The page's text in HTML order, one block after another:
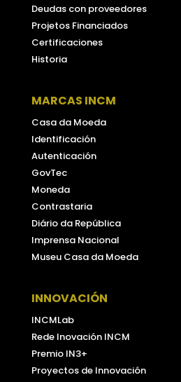
Deudas con proveedores
Projetos Financiados
Certificaciones
Historia
MARCAS INCM
Casa da Moeda
Identificación
Autenticación
GovTec
Moneda
Contrastaria
Diário da República
Imprensa Nacional
Museu Casa da Moeda
INNOVACIÓN
INCMLab
Rede Inovación INCM
Premio IN3+
Proyectos de Innovación